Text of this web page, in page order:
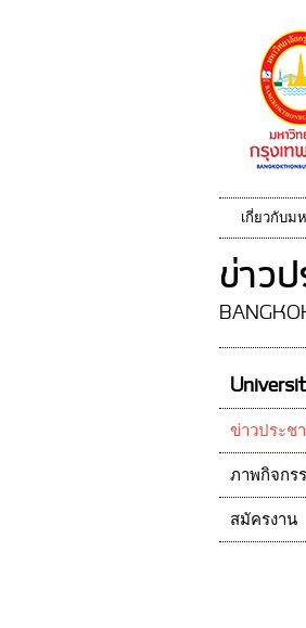
เกี่ยวกับม
ข่าว
ข่าวประช
ภาพกิจกร
สมัครงาน